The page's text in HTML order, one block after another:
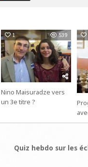
1 539
Nino Maisuradze vers
un 3e titre ?
Quiz hebdo sur les